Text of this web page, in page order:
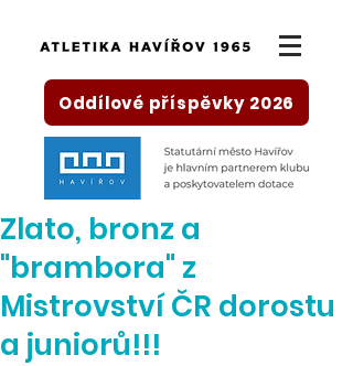
Oddílové příspěvky 2026
Zlato, bronz a
"brambora" z
Mistrovství ČR dorostu
a juniorů!!!